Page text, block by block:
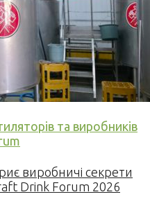
та виробників
виробничі секрети
Drink Forum 2026